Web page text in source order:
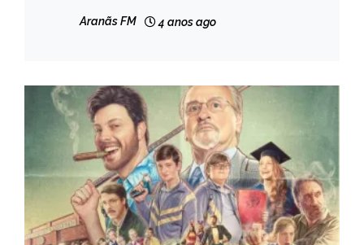
Aranãs FM 4 anos ago